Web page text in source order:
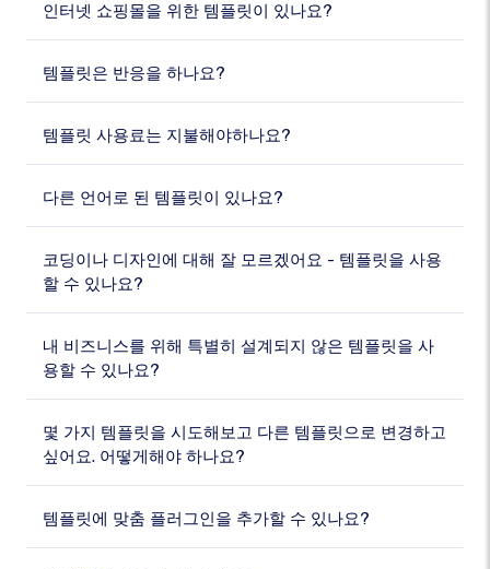
인터넷 쇼핑몰을 위한 템플릿이 있나요?
템플릿은 반응을 하나요?
템플릿 사용료는 지불해야하나요?
다른 언어로 된 템플릿이 있나요?
코딩이나 디자인에 대해 잘 모르겠어요 - 템플릿을 사용
할 수 있나요?
내 비즈니스를 위해 특별히 설계되지 않은 템플릿을 사
용할 수 있나요?
몇 가지 템플릿을 시도해보고 다른 템플릿으로 변경하고
싶어요. 어떻게해야 하나요?
템플릿에 맞춤 플러그인을 추가할 수 있나요?